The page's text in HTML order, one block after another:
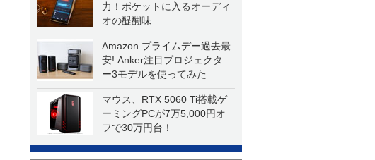
力！ポケットに入るオーディ
オの醍醐味
Amazon プライムデー過去最
安! Anker注目プロジェクタ
ー3モデルを使ってみた
マウス、RTX 5060 Ti搭載ゲ
ーミングPCが7万5,000円オ
フで30万円台！